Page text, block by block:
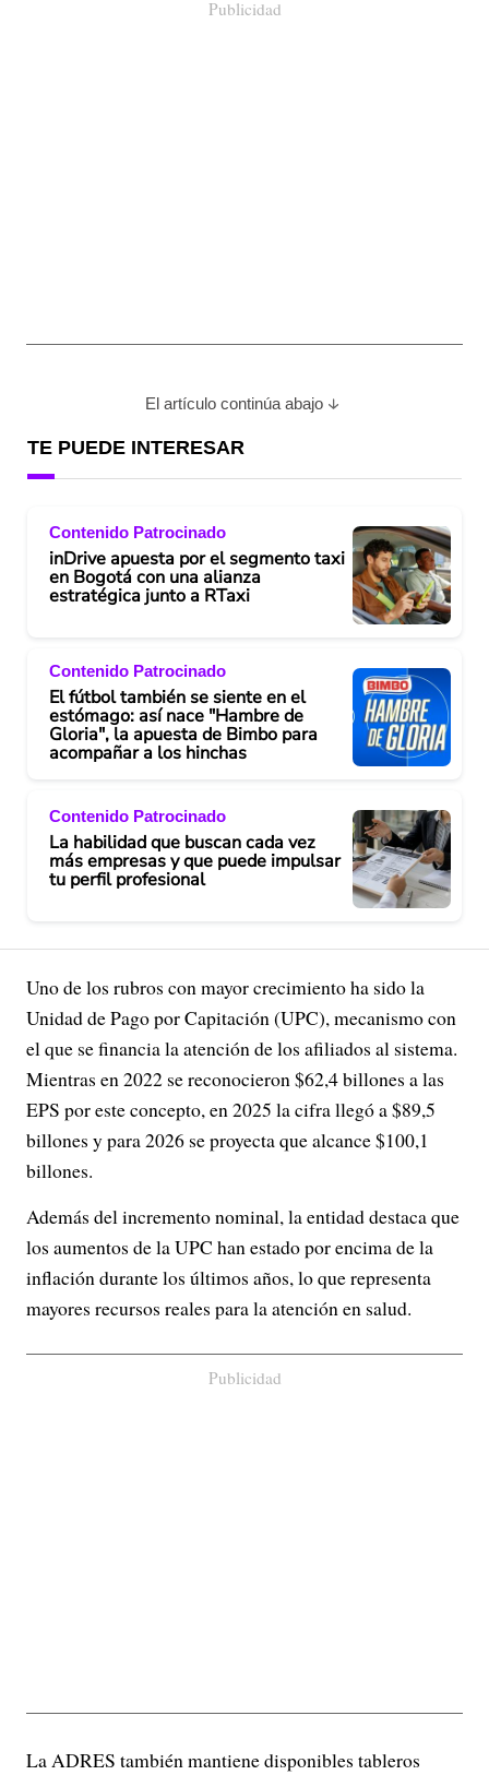
Publicidad
El artículo continúa abajo
TE PUEDE INTERESAR
Contenido Patrocinado
inDrive apuesta por el segmento taxi
en Bogotá con una alianza
estratégica junto a RTaxi
Contenido Patrocinado
El fútbol también se siente en el
estómago: así nace "Hambre de
Gloria", la apuesta de Bimbo para
acompañar a los hinchas
Contenido Patrocinado
La habilidad que buscan cada vez
más empresas y que puede impulsar
tu perfil profesional
Uno de los rubros con mayor crecimiento ha sido la
Unidad de Pago por Capitación (UPC), mecanismo con
el que se financia la atención de los afiliados al sistema.
Mientras en 2022 se reconocieron $62,4 billones a las
EPS por este concepto, en 2025 la cifra llegó a $89,5
billones y para 2026 se proyecta que alcance $100,1
billones.
Además del incremento nominal, la entidad destaca que
los aumentos de la UPC han estado por encima de la
inflación durante los últimos años, lo que representa
mayores recursos reales para la atención en salud.
Publicidad
La ADRES también mantiene disponibles tableros